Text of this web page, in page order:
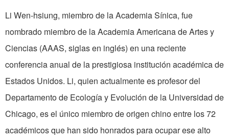
Li Wen-hsiung, miembro de la Academia Sínica, fue
nombrado miembro de la Academia Americana de Artes y
Ciencias (AAAS, siglas en inglés) en una reciente
conferencia anual de la prestigiosa institución académica de
Estados Unidos. Li, quien actualmente es profesor del
Departamento de Ecología y Evolución de la Universidad de
Chicago, es el único miembro de origen chino entre los 72
académicos que han sido honrados para ocupar ese alto